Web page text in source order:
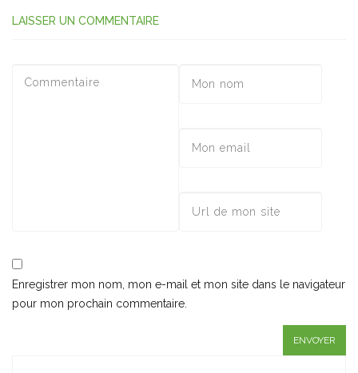
LAISSER UN COMMENTAIRE
Enregistrer mon nom, mon e-mail et mon site dans le navigateur
pour mon prochain commentaire.